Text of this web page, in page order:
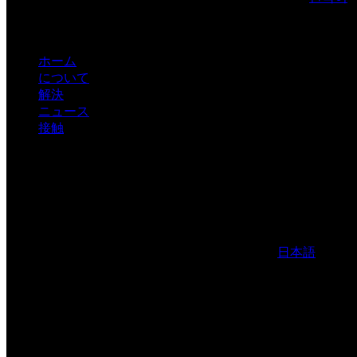
ホーム
について
解決
ニュース
接触
日本語